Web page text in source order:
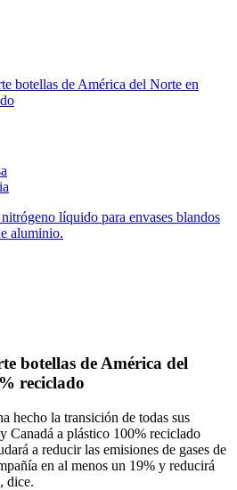
botellas de América del Norte en
botellas de América del
reciclado
hecho la transición de todas sus
Canadá a plástico 100% reciclado
a reducir las emisiones de gases de
en al menos un 19% y reducirá
dice.